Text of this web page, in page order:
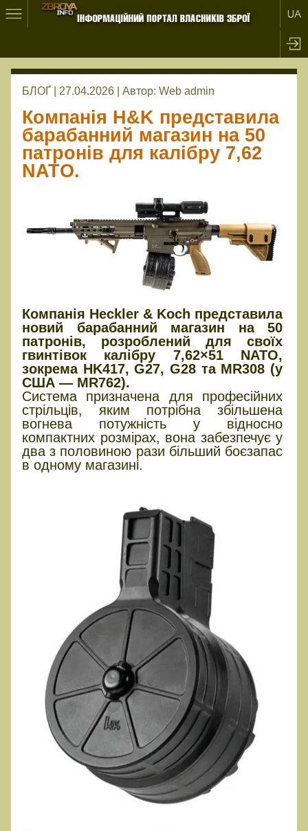
БЛОҐ | 27.04.2026 | Автор: Web admin
Компанія H&K представила
барабанний магазин на 50
патронів для калібру 7,62
NATO.
Компанія Heckler & Koch представила
новий барабанний магазин на 50
патронів, розроблений для своїх
гвинтівок калібру 7,62×51 NATO,
зокрема HK417, G27, G28 та MR308 (у
США — MR762).
Система призначена для професійних
стрільців, яким потрібна збільшена
вогнева потужність у відносно
компактних розмірах, вона забезпечує у
два з половиною рази більший боєзапас
в одному магазині.